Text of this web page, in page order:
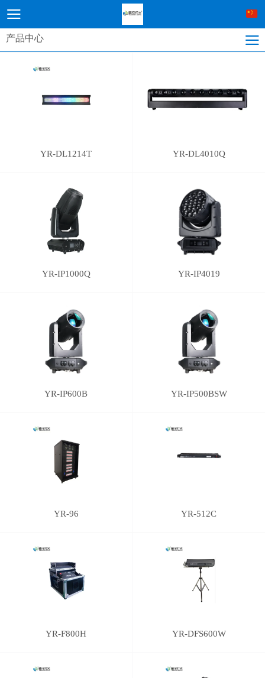
产品中心
YR-DL1214T YR-DL4010Q
YR-IP1000Q YR-IP4019
YR-IP600B YR-IP500BSW
YR-96 YR-512C
YR-F800H YR-DFS600W